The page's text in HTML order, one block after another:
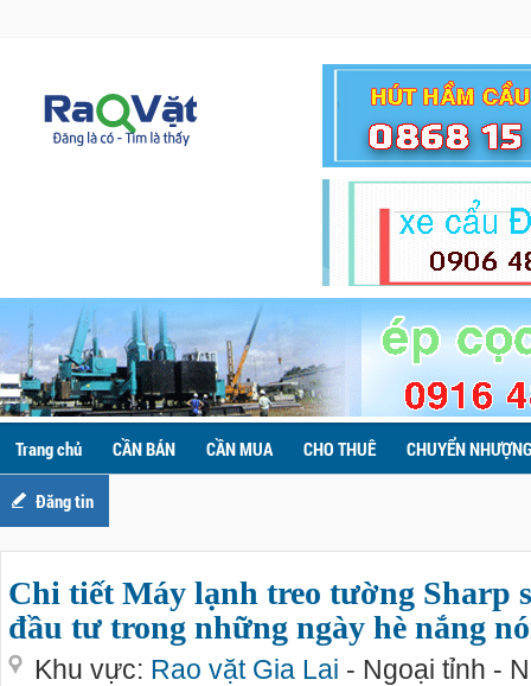
Trang chủ CẦN BÁN CẦN MUA CHO THUÊ CHUYỂN
Đăng tin
Chi tiết Máy lạnh treo tường Sharp
đầu tư trong những ngày hè nắng
Khu vực: Rao vặt Gia Lai - Ngoại tỉnh -